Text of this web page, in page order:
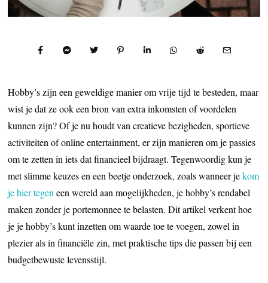
Hobby’s zijn een geweldige manier om vrije tijd te besteden, maar
wist je dat ze ook een bron van extra inkomsten of voordelen
kunnen zijn? Of je nu houdt van creatieve bezigheden, sportieve
activiteiten of online entertainment, er zijn manieren om je passies
om te zetten in iets dat financieel bijdraagt. Tegenwoordig kun je
met slimme keuzes en een beetje onderzoek, zoals wanneer jekom
je hier tegen een wereld aan mogelijkheden, je hobby’s rendabel
maken zonder je portemonnee te belasten. Dit artikel verkent hoe
je je hobby’s kunt inzetten om waarde toe te voegen, zowel in
plezier als in financiële zin, met praktische tips die passen bij een
budgetbewuste levensstijl.